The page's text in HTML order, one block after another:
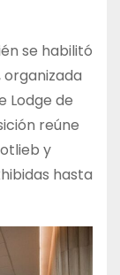
se habilitó
Lodge de
reúne
y
hasta